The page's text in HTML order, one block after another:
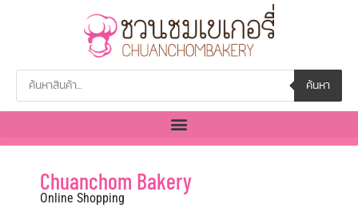
ค้นหา
Chuanchom Bakery
Online Shopping